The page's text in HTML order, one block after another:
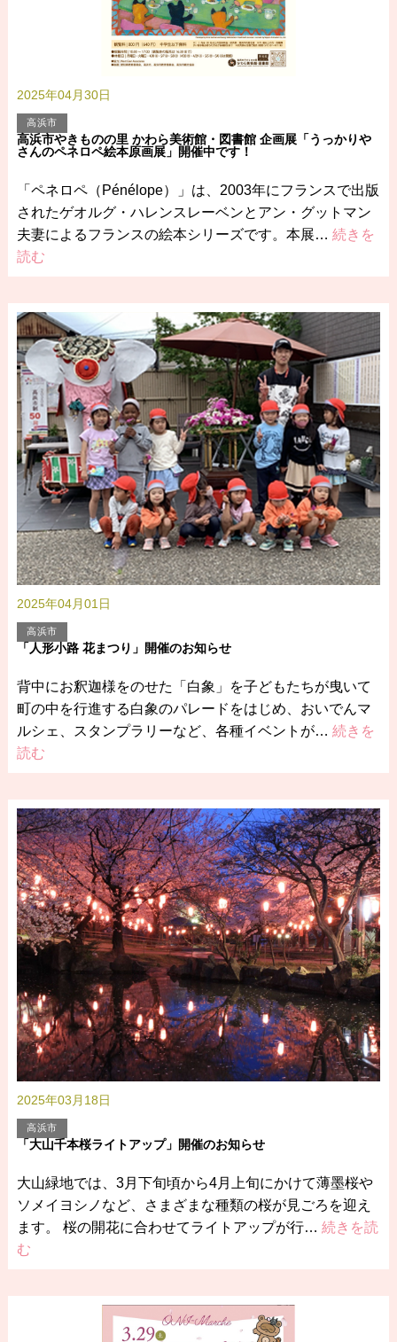
2025年04月30日
高浜市
高浜市やきものの里 かわら美術館・図書館 企画展「うっかりや
さんのペネロペ絵本原画展」開催中です！
「ペネロペ（Pénélope）」は、2003年にフランスで出版
されたゲオルグ・ハレンスレーベンとアン・グットマン
夫妻によるフランスの絵本シリーズです。本展… 続きを
読む
2025年04月01日
高浜市
「人形小路 花まつり」開催のお知らせ
背中にお釈迦様をのせた「白象」を子どもたちが曳いて
町の中を行進する白象のパレードをはじめ、おいでんマ
ルシェ、スタンプラリーなど、各種イベントが… 続きを
読む
2025年03月18日
高浜市
「大山千本桜ライトアップ」開催のお知らせ
大山緑地では、3月下旬頃から4月上旬にかけて薄墨桜や
ソメイヨシノなど、さまざまな種類の桜が見ごろを迎え
ます。 桜の開花に合わせてライトアップが行… 続きを読
む